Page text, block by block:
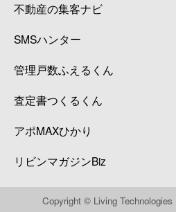
不動産の集客ナビ
SMSハンター
管理戸数ふえるくん
査定書つくるくん
アポMAXひかり
リビンマガジンBiz
Copyright © Living